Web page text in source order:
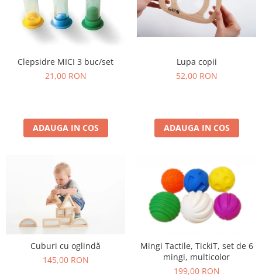
Clepsidre MICI 3 buc/set
21,00 RON
ADAUGA IN COS
Lupa copii
52,00 RON
ADAUGA IN COS
Cuburi cu oglindă
145,00 RON
Mingi Tactile, TickiT, set de 6
mingi, multicolor
199,00 RON